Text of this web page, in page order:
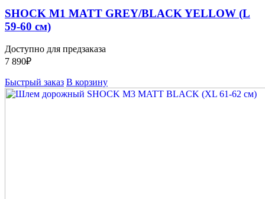
SHOCK M1 MATT GREY/BLACK YELLOW (L
59-60 см)
Доступно для предзаказа
7 890₽
Быстрый заказ В корзину